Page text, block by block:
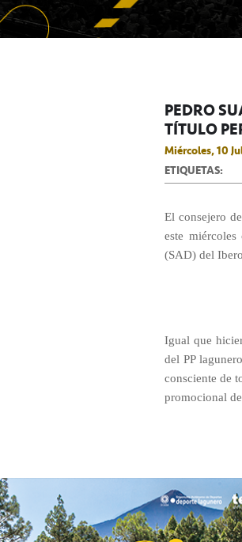
PEDRO
TÍTULO
Miércoles, 10
ETIQUETAS:
El consejero
este
(SAD) del
Igual que
del PP
consciente de
promocional